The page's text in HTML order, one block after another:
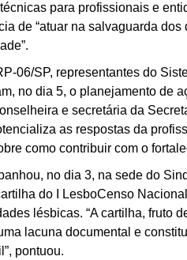
para profissionais e
de “atuar na salvaguarda
06/SP, representantes do
no dia 5, o planejamento de
e secretária da
as respostas da
como contribuir com o
no dia 3, na sede do
do I LesboCenso
lésbicas. “A cartilha, fruto
lacuna documental e
pontuou.